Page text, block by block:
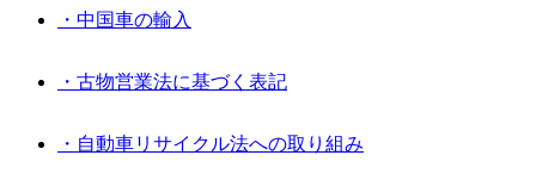
・中国車の輸入
・古物営業法に基づく表記
・自動車リサイクル法への取り組み